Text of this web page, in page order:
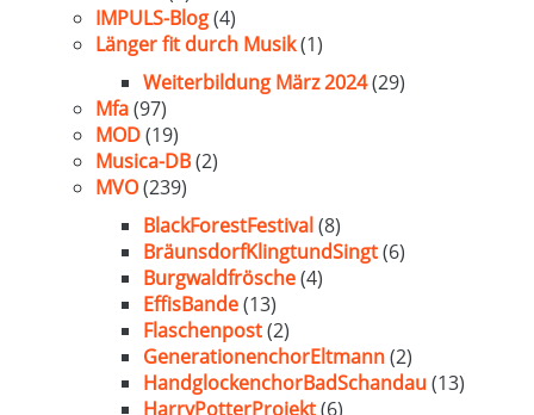
IMPULS-Blog(4)
Länger fit durch Musik(1)
Weiterbildung März 2024(29)
Mfa(97)
MOD(19)
Musica-DB(2)
MVO(239)
BlackForestFestival(8)
BräunsdorfKlingtundSingt(6)
Burgwaldfrösche(4)
EffisBande(13)
Flaschenpost(2)
GenerationenchorEltmann(2)
HandglockenchorBadSchandau(13)
HarryPotterProjekt(6)